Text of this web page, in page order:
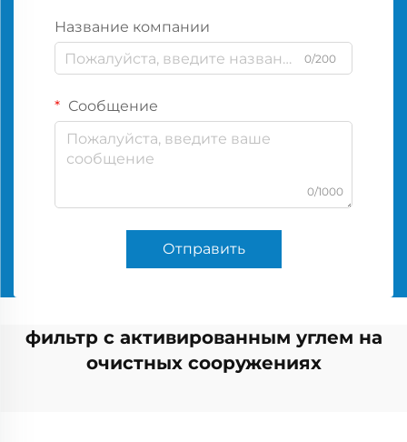
Название компании
0/200
Сообщение
0/1000
Отправить
фильтр с активированным углем на
очистных сооружениях